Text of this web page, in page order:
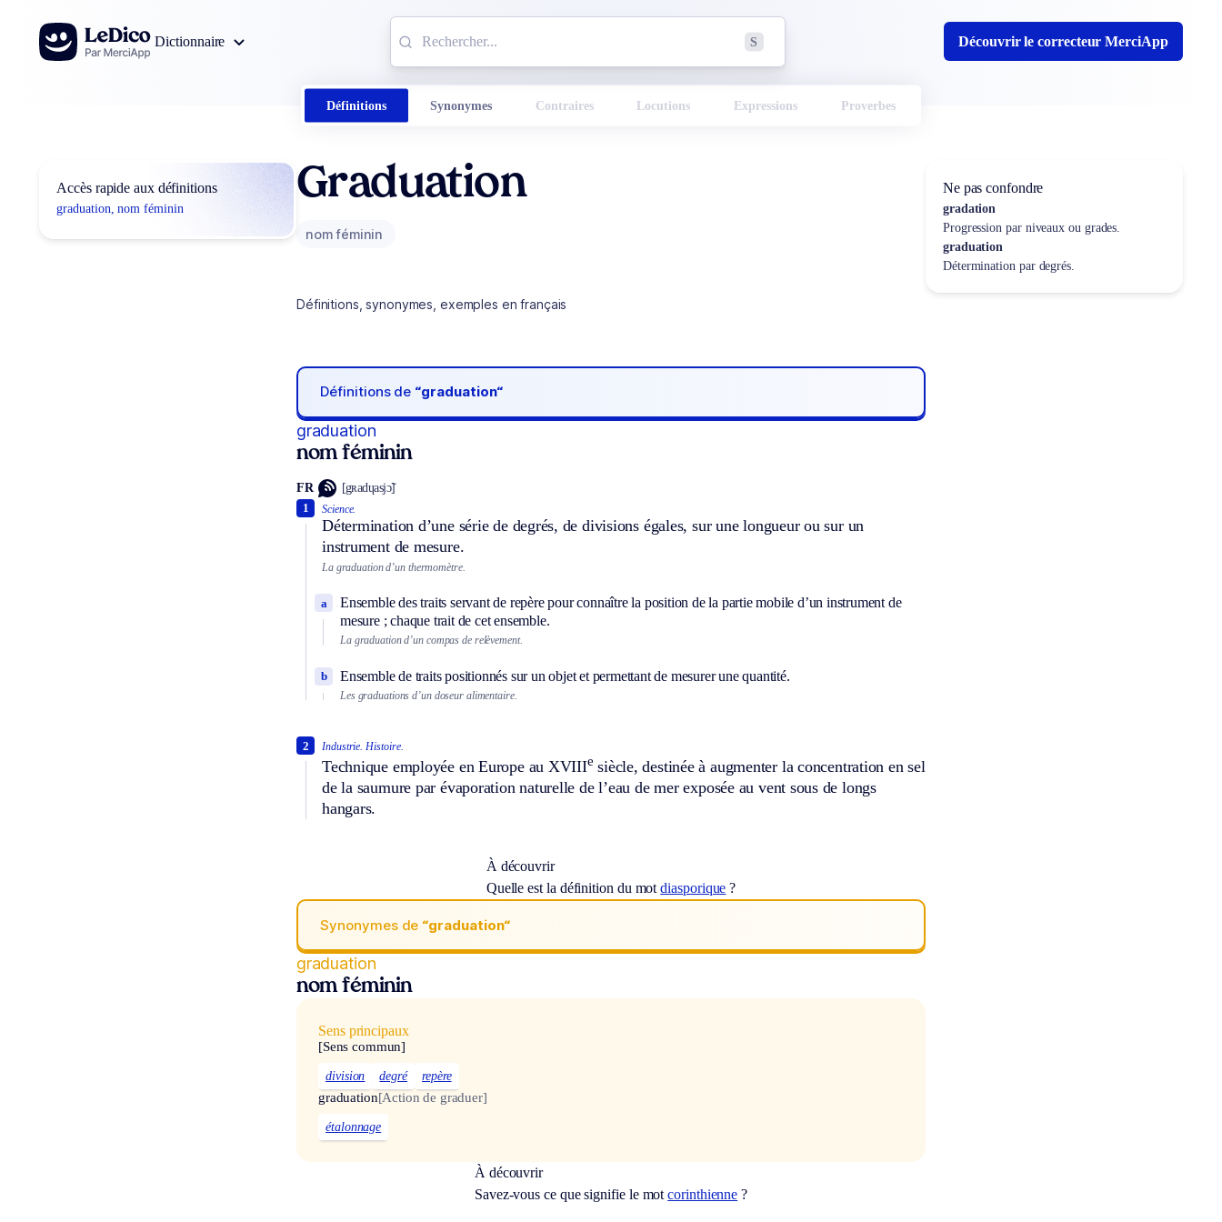
Aller au contenu
Dictionnaire
S Découvrir le correcteur MerciApp
Définitions Synonymes Contraires Locutions Expressions Proverbes
Accès rapide aux définitions
graduation, nom féminin
Graduation
nom féminin
Définitions, synonymes, exemples en français
Définitions de “graduation“
graduation
nom féminin
FR [gʀadɥasjɔ̃]
Science.
Détermination d’une série de degrés, de divisions égales, sur une longueur ou sur un
instrument de mesure.
1
La graduation d’un thermomètre.
Ensemble des traits servant de repère pour connaître la position de la partie mobile d’un instrument de
mesure ; chaque trait de cet ensemble.
a
La graduation d’un compas de relèvement.
Ensemble de traits positionnés sur un objet et permettant de mesurer une quantité.
b
Les graduations d’un doseur alimentaire.
Industrie. Histoire.
Technique employée en Europe au XVIIIe siècle, destinée à augmenter la concentration en sel
de la saumure par évaporation naturelle de l’eau de mer exposée au vent sous de longs
hangars.
2
À découvrir
Quelle est la définition du motdiasporique ?
Synonymes de “graduation“
graduation
nom féminin
Sens principaux
[Sens commun]
division degré repère
graduation[Action de graduer]
étalonnage
À découvrir
Savez-vous ce que signifie le motcorinthienne ?
Ne pas confondre
gradation
Progression par niveaux ou grades.
graduation
Détermination par degrés.